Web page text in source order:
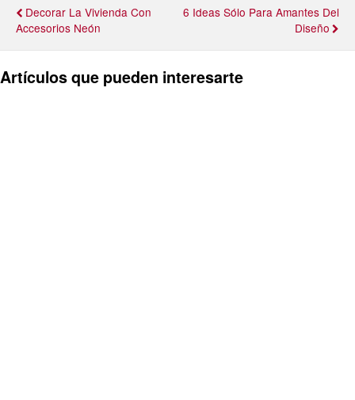
Decorar La Vivienda Con
Accesorios Neón
6 Ideas Sólo Para Amantes Del
Diseño
Artículos que pueden interesarte